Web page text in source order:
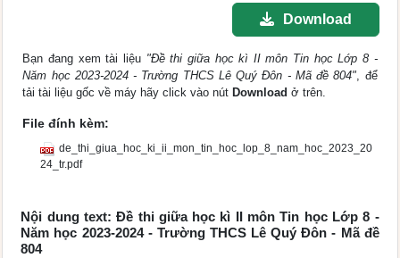
Download
Bạn đang xem tài liệu "Đề thi giữa học kì II môn Tin học Lớp 8 -
Năm học 2023-2024 - Trường THCS Lê Quý Đôn - Mã đề 804", để
tải tài liệu gốc về máy hãy click vào nút Download ở trên.
File đính kèm:
de_thi_giua_hoc_ki_ii_mon_tin_hoc_lop_8_nam_hoc_2023_20
24_tr.pdf
Nội dung text: Đề thi giữa học kì II môn Tin học Lớp 8 -
Năm học 2023-2024 - Trường THCS Lê Quý Đôn - Mã đề
804